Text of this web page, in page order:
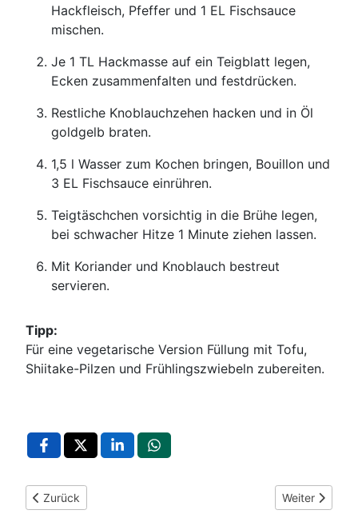
Hackfleisch, Pfeffer und 1 EL Fischsauce
mischen.
Je 1 TL Hackmasse auf ein Teigblatt legen,
Ecken zusammenfalten und festdrücken.
Restliche Knoblauchzehen hacken und in Öl
goldgelb braten.
1,5 l Wasser zum Kochen bringen, Bouillon und
3 EL Fischsauce einrühren.
Teigtäschchen vorsichtig in die Brühe legen,
bei schwacher Hitze 1 Minute ziehen lassen.
Mit Koriander und Knoblauch bestreut
servieren.
Tipp:
Für eine vegetarische Version Füllung mit Tofu,
Shiitake-Pilzen und Frühlingszwiebeln zubereiten.
Vorheriger Beitrag: Wan-Tan-Suppe "Feuergott" mit
Zurück Nächster
Weiter